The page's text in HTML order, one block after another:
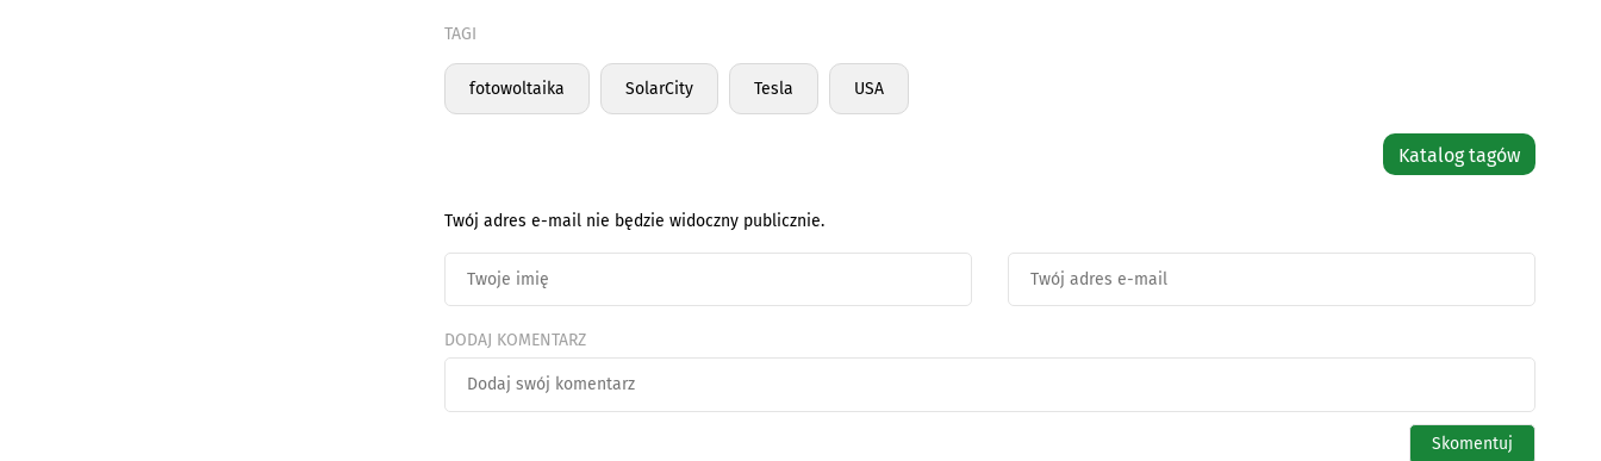
TAGI
fotowoltaika SolarCity Tesla USA
Katalog tagów
Twój adres e-mail nie będzie widoczny publicznie.
DODAJ KOMENTARZ